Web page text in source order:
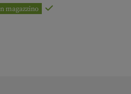
magazzino